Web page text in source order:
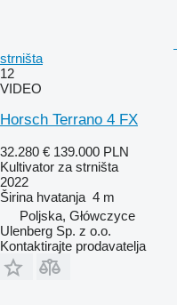
strništa
12
VIDEO
Horsch Terrano 4 FX
32.280 € 139.000 PLN
Kultivator za strništa
2022
Širina hvatanja 4 m
Poljska, Główczyce
Ulenberg Sp. z o.o.
Kontaktirajte prodavatelja